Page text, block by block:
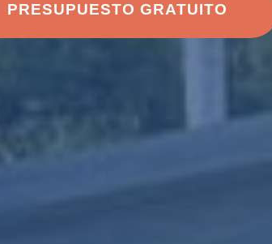
PRESUPUESTO GRATUITO